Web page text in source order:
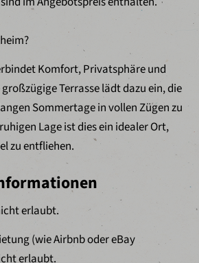
Komfort, Privatsphäre und
großzügige Terrasse lädt dazu ein, die
Sommertage in vollen Zügen zu
Lage ist dies ein idealer Ort,
zu entfliehen.
erlaubt.
(wie Airbnb oder eBay
erlaubt.